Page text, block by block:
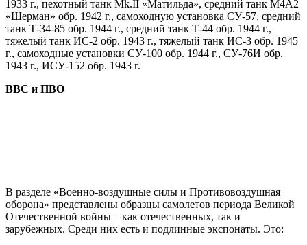
1933 г., пехотный танк Мk.II «Матильда», средний танк М4А2
«Шерман» обр. 1942 г., самоходную установка СУ-57, средний
танк Т-34-85 обр. 1944 г., средний танк Т-44 обр. 1944 г.,
тяжелый танк ИС-2 обр. 1943 г., тяжелый танк ИС-3 обр. 1945
г., самоходные установки СУ-100 обр. 1944 г., СУ-76И обр.
1943 г., ИСУ-152 обр. 1943 г.
ВВС и ПВО
В разделе «Военно-воздушные силы и Противовоздушная
оборона» представлены образцы самолетов периода Великой
Отечественной войны – как отечественных, так и
зарубежных. Среди них есть и подлинные экспонаты. Это: